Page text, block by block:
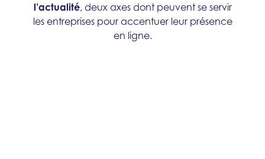
l’actualité, deux axes dont peuvent se servir
les entreprises pour accentuer leur présence
en ligne.